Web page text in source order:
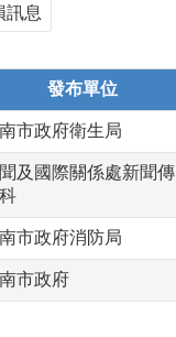
訊息
發布單位
市政府衛生局
及國際關係處新聞傳
市政府消防局
市政府